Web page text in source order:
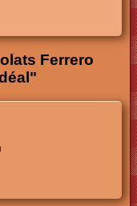
Ferrero